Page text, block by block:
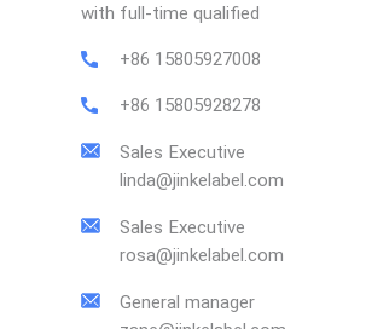
with full-time qualified
+86 15805927008
+86 15805928278
Sales Executive
linda@jinkelabel.com
Sales Executive
rosa@jinkelabel.com
General manager